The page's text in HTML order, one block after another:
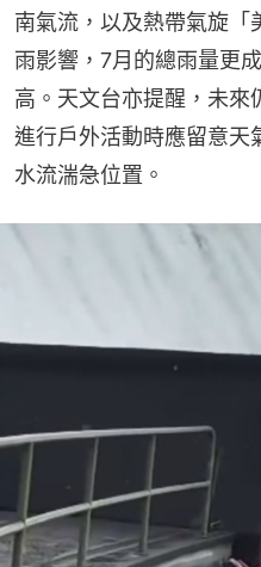
南氣流，以及熱帶氣旋「
雨影響，7月的總雨量更
高。天文台亦提醒，未來
進行戶外活動時應留意天
水流湍急位置。